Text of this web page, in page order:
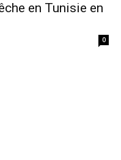
en Tunisie en
0